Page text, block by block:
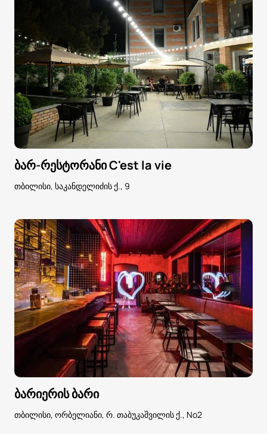
ბარ-რესტორანი C'est la vie
თბილისი, საკანდელიძის ქ., 9
ბარიერის ბარი
თბილისი, ორბელიანი, რ. თაბუკაშვილის ქ., No2